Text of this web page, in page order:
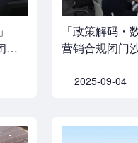
门
「政策解码・
营销合规闭门
2025-09-04